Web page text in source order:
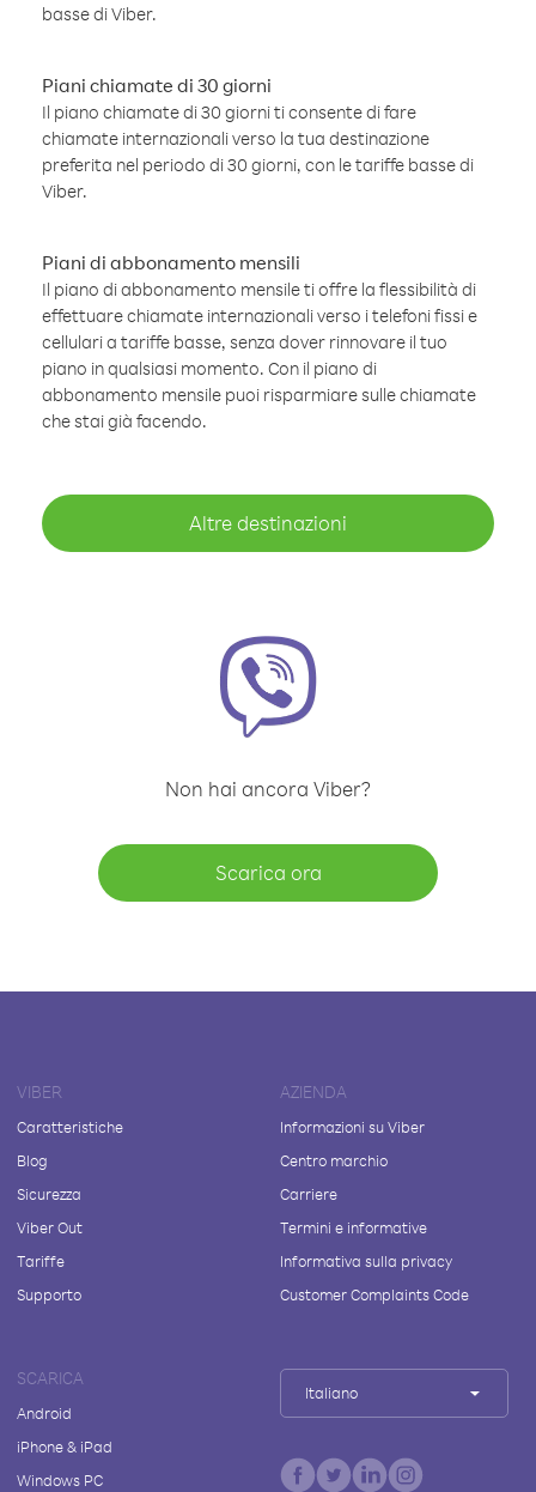
basse di Viber.
Piani chiamate di 30 giorni
Il piano chiamate di 30 giorni ti consente di fare
chiamate internazionali verso la tua destinazione
preferita nel periodo di 30 giorni, con le tariffe basse di
Viber.
Piani di abbonamento mensili
Il piano di abbonamento mensile ti offre la flessibilità di
effettuare chiamate internazionali verso i telefoni fissi e
cellulari a tariffe basse, senza dover rinnovare il tuo
piano in qualsiasi momento. Con il piano di
abbonamento mensile puoi risparmiare sulle chiamate
che stai già facendo.
Altre destinazioni
Non hai ancora Viber?
Scarica ora
VIBER
Caratteristiche
Blog
Sicurezza
Viber Out
Tariffe
Supporto
AZIENDA
Informazioni su Viber
Centro marchio
Carriere
Termini e informative
Informativa sulla privacy
Customer Complaints Code
SCARICA
Android
iPhone & iPad
Windows PC
Italiano